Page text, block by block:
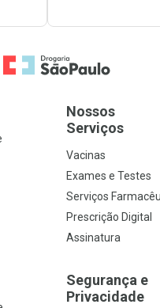
Ir para a Home
Nossos
Serviços
Vacinas
Exames e Testes
Serviços
Prescrição Digital
Assinatura
Segurança e
Privacidade